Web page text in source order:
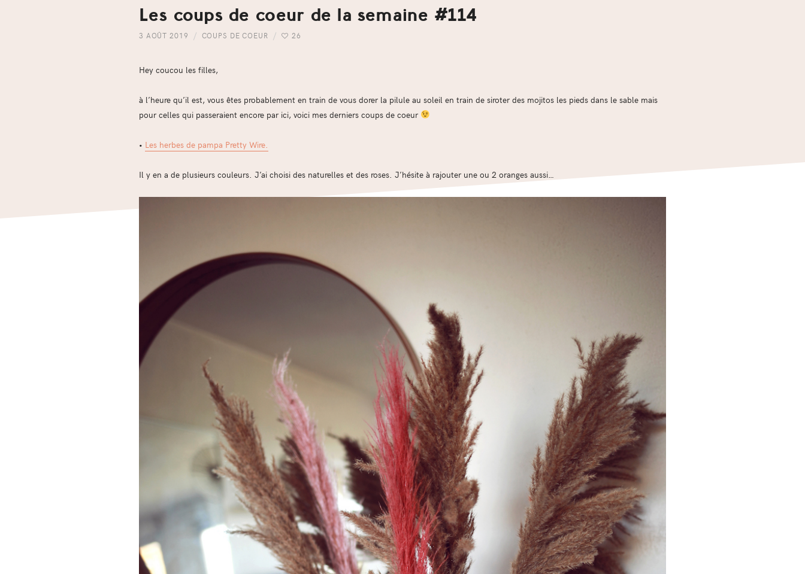
Les coups de coeur de la semaine #114
3 AOÛT 2019 COUPS DE COEUR 26
Hey coucou les filles,
à l’heure qu’il est, vous êtes probablement en train de vous dorer la pilule au soleil en train de siroter des mojitos les pieds dans le sable mais
pour celles qui passeraient encore par ici, voici mes derniers coups de coeur
• Les herbes de pampa Pretty Wire.
Il y en a de plusieurs couleurs. J’ai choisi des naturelles et des roses. J’hésite à rajouter une ou 2 oranges aussi…